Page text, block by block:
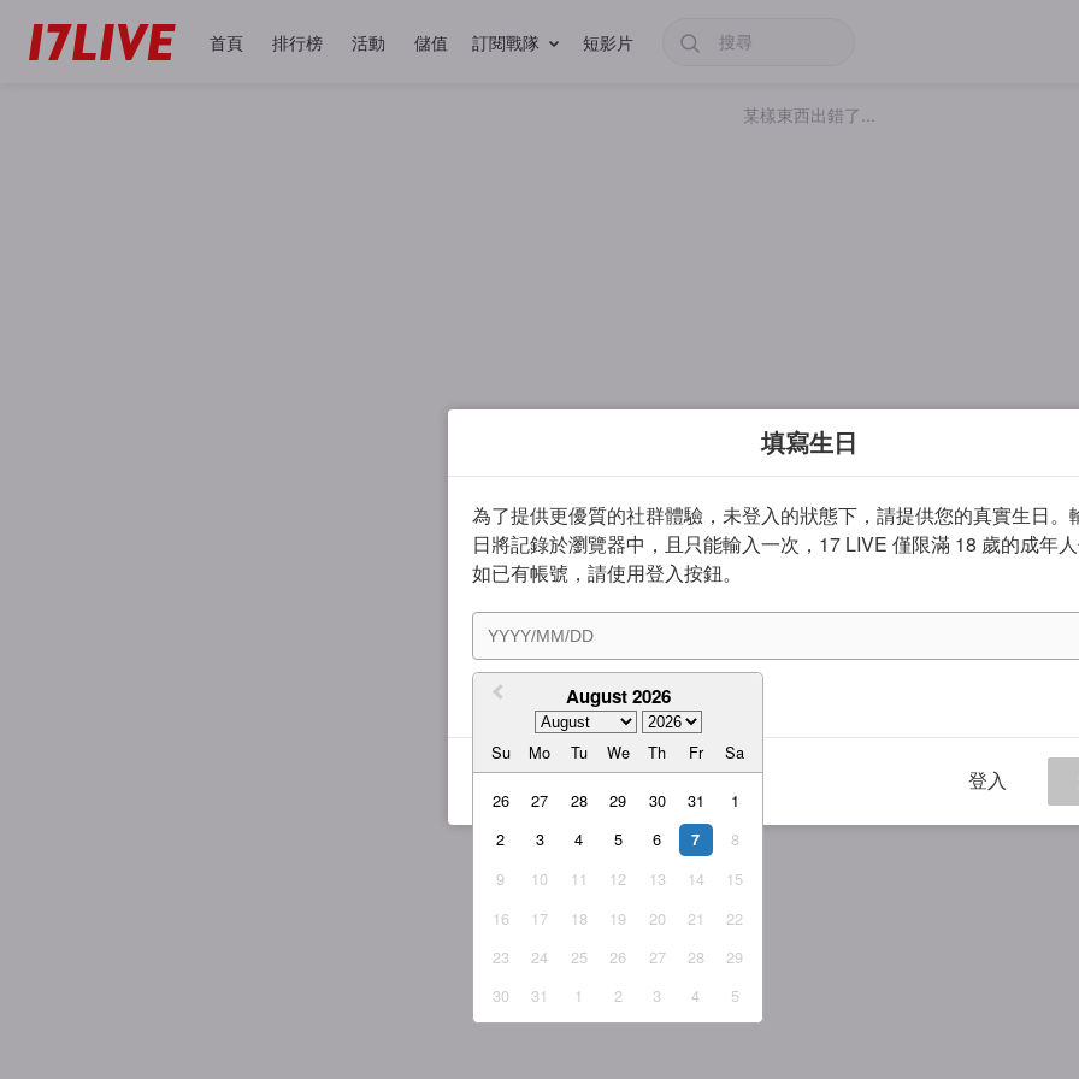
首頁 排行榜 活動 儲值 訂閱戰隊 短影片
某樣東西出錯了...
填寫生日
為了提供更優質的社群體驗，未登入的狀態下，請提供您的真實生日。
日將記錄於瀏覽器中，且只能輸入一次，17 LIVE 僅限滿 18 歲的成年人
如已有帳號，請使用登入按鈕。
August 2026
Su Mo Tu We Th Fr Sa
26 27 28 29 30 31
1
2
3 4 5 6 7
8
9
10 11 12 13 14
15
16
17 18 19 20 21
22
23
24 25 26 27 28
29
30
31 1 2 3 4 5
我同意 服務條款與隱私權政策
登入